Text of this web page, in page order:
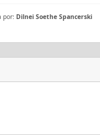
por: Dilnei Soethe Spancerski